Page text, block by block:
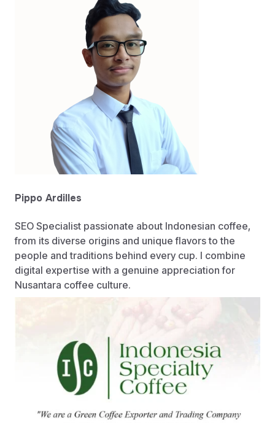
Pippo Ardilles
SEO Specialist passionate about Indonesian coffee,
from its diverse origins and unique flavors to the
people and traditions behind every cup. I combine
digital expertise with a genuine appreciation for
Nusantara coffee culture.